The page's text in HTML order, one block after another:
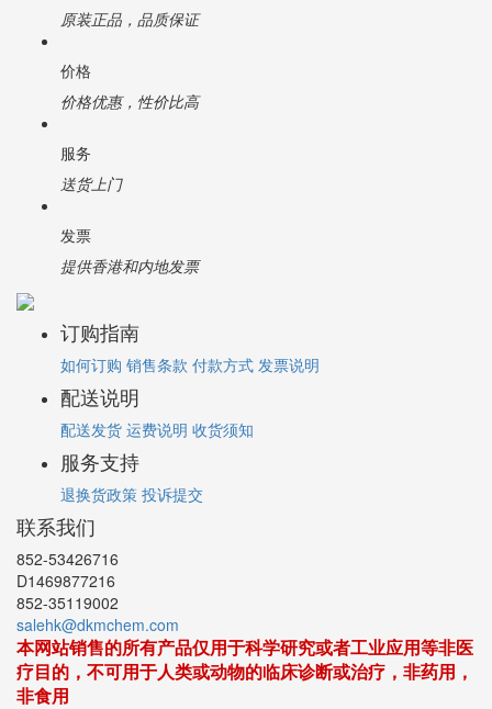
原装正品，品质保证
价格
价格优惠，性价比高
服务
送货上门
发票
提供香港和内地发票
订购指南
如何订购 销售条款 付款方式 发票说明
配送说明
配送发货 运费说明 收货须知
服务支持
退换货政策 投诉提交
联系我们
852-53426716
D1469877216
852-35119002
salehk@dkmchem.com
本网站销售的所有产品仅用于科学研究或者工业应用等非医
疗目的，不可用于人类或动物的临床诊断或治疗，非药用，
非食用